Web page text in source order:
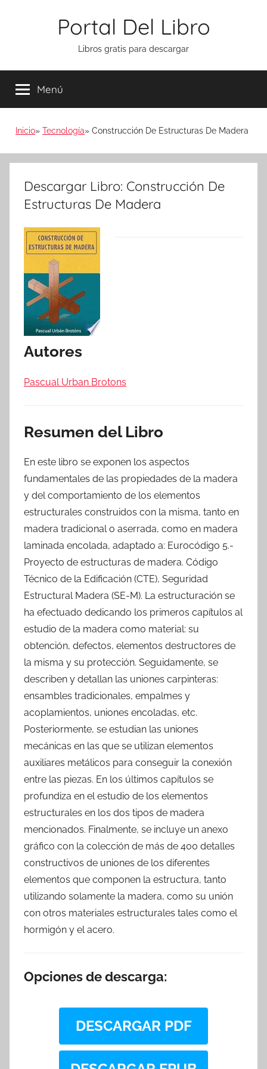
Portal Del Libro
Libros gratis para descargar
Menú
Inicio Tecnología Construcción De Estructuras De Madera
Descargar Libro: Construcción De
Estructuras De Madera
Autores
Pascual Urban Brotons
Resumen del Libro
En este libro se exponen los aspectos
fundamentales de las propiedades de la madera
y del comportamiento de los elementos
estructurales construidos con la misma, tanto en
madera tradicional o aserrada, como en madera
laminada encolada, adaptado a: Eurocódigo 5.-
Proyecto de estructuras de madera. Código
Técnico de la Edificación (CTE), Seguridad
Estructural Madera (SE-M). La estructuración se
ha efectuado dedicando los primeros capítulos al
estudio de la madera como material: su
obtención, defectos, elementos destructores de
la misma y su protección. Seguidamente, se
describen y detallan las uniones carpinteras:
ensambles tradicionales, empalmes y
acoplamientos, uniones encoladas, etc.
Posteriormente, se estudian las uniones
mecánicas en las que se utilizan elementos
auxiliares metálicos para conseguir la conexión
entre las piezas. En los últimos capítulos se
profundiza en el estudio de los elementos
estructurales en los dos tipos de madera
mencionados. Finalmente, se incluye un anexo
gráfico con la colección de más de 400 detalles
constructivos de uniones de los diferentes
elementos que componen la estructura, tanto
utilizando solamente la madera, como su unión
con otros materiales estructurales tales como el
hormigón y el acero.
Opciones de descarga:
DESCARGAR PDF